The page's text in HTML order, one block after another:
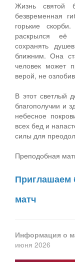
Жизнь святой
безвременная
горькие
раскрылся её
сохранять
ближним. Она
человек может
верой, не
В этот светлый
благополучии и
небесное
всех бед и
силы для
Преподобная
Приглашаем
матч
Информация о
июня 2026